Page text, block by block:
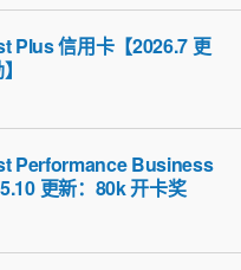
Plus 信用卡【2026.7 更
Performance Business
更新：80k 开卡奖